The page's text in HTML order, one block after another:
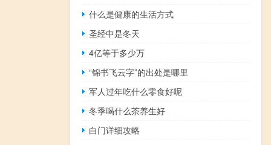
什么是健康的生活方式
圣经中是冬天
4亿等于多少万
“锦书飞云字”的出处是哪里
军人过年吃什么零食好呢
冬季喝什么茶养生好
白门详细攻略